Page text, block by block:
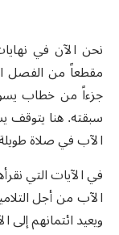
نحن الآن في
مقطعاً من الفصل
جزءاً من خطاب
سبقته. هنا يتوقف
الآب في صلاة
الآب من أجل
ويعيد ائتمانهم